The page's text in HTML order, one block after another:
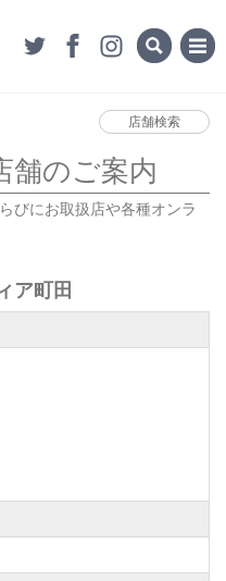
店舗検索
舗のご案内
びにお取扱店や各種オンラ
ア町田